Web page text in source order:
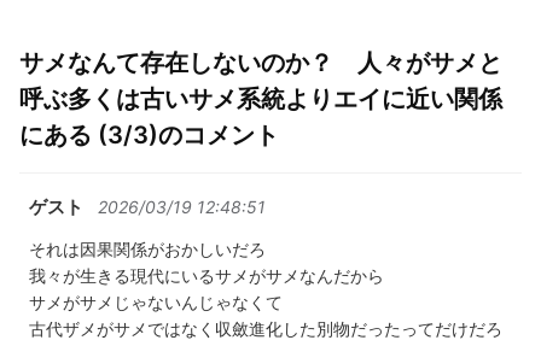
サメなんて存在しないのか？ 人々がサメと
呼ぶ多くは古いサメ系統よりエイに近い関係
にある (3/3)のコメント
ゲスト 2026/03/19 12:48:51
それは因果関係がおかしいだろ
我々が生きる現代にいるサメがサメなんだから
サメがサメじゃないんじゃなくて
古代ザメがサメではなく収斂進化した別物だったってだけだろ